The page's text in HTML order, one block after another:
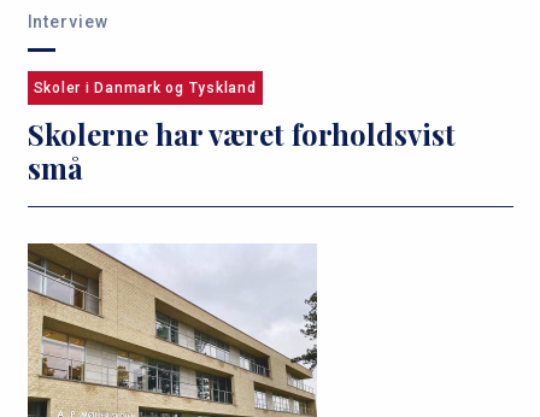
Interview
Skoler i Danmark og Tyskland
Skolerne har været forholdsvist
små